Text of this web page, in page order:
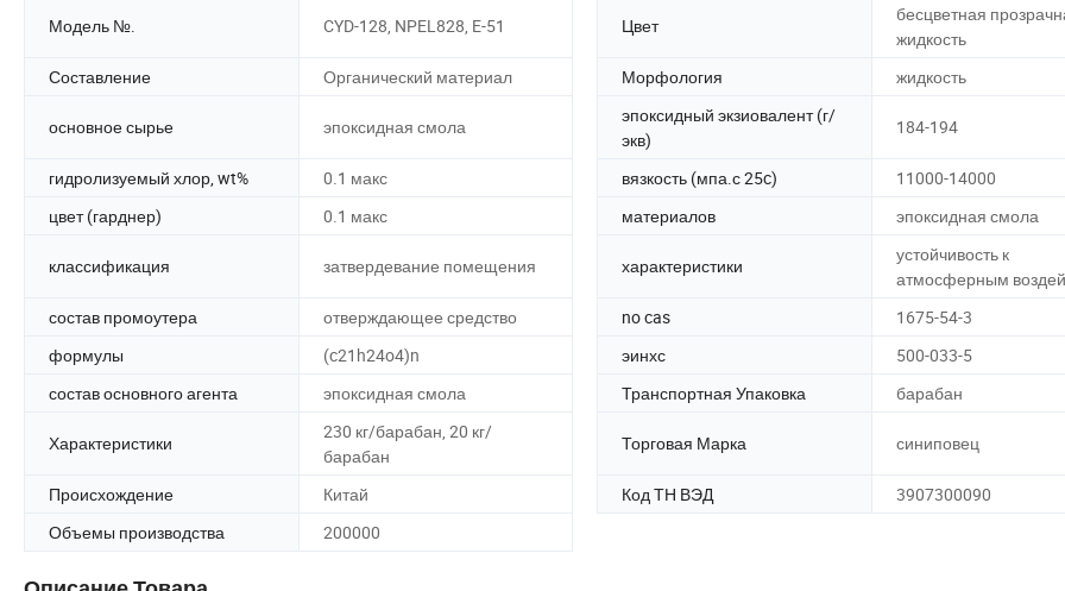
Модель №. CYD-128, NPEL828, E-51 Цвет
бесцветная
жидкость
Составление
Органический материал Морфология жидкость
основное сырье эпоксидная смола
эпоксидный экзиовалент (г/
экв)
184-194
гидролизуемый хлор, wt% 0.1 макс вязкость (мпа.с 25c)
11000-14000
цвет (гарднер)
0.1 макс материалов эпоксидная смола
классификация затвердевание помещения характеристики
устойчивость к
атмосферным
состав промоутера
отверждающее средство no cas
1675-54-3
формулы
(c21h24o4)n эинхс
500-033-5
состав основного агента
эпоксидная смола Транспортная Упаковка барабан
Характеристики
230 кг/барабан, 20 кг/
барабан
Торговая Марка синиповец
Происхождение Китай Код ТН ВЭД
3907300090
Объемы производства
200000